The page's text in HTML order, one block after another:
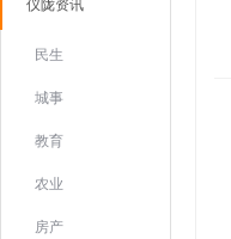
仪陇资讯
民生
城事
教育
农业
房产